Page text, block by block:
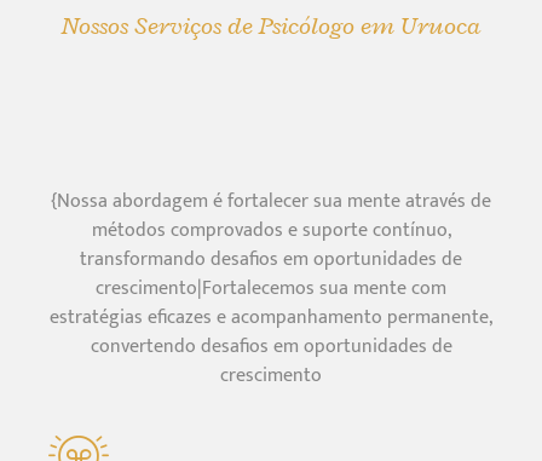
Nossos Serviços de Psicólogo em Uruoca
{Nossa abordagem é fortalecer sua mente através de
métodos comprovados e suporte contínuo,
transformando desafios em oportunidades de
crescimento|Fortalecemos sua mente com
estratégias eficazes e acompanhamento permanente,
convertendo desafios em oportunidades de
crescimento